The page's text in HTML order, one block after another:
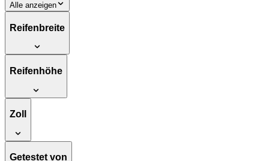
Alle anzeigen
Reifenbreite
Reifenhöhe
Zoll
Getestet von